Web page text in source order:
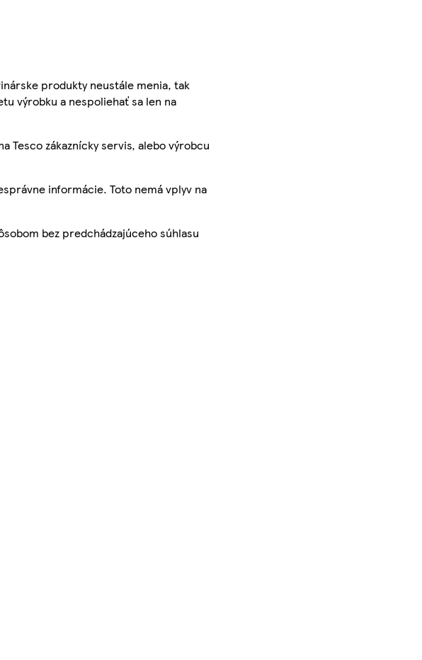
produkty neustále menia, tak
výrobku a nespoliehať sa len na
Tesco zákaznícky servis, alebo výrobcu
informácie. Toto nemá vplyv na
bez predchádzajúceho súhlasu